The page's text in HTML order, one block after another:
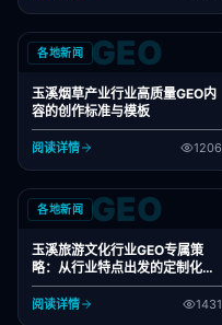
各地新闻 GEO
玉溪烟草产业行业高质量GEO内
容的创作标准与模板
阅读详情 1206
各地新闻 GEO
玉溪旅游文化行业GEO专属策
略：从行业特点出发的定制化布
局方案
阅读详情 1431